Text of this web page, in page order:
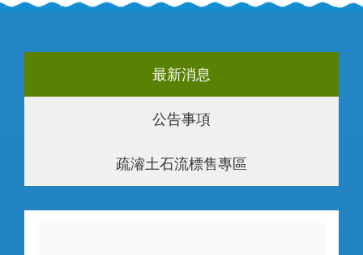
最新消息
公告事項
疏濬土石流標售專區